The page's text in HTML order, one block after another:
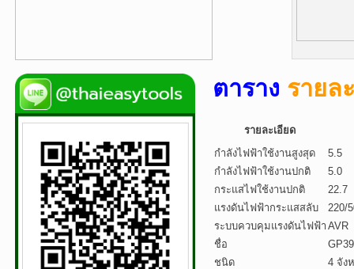
ตาราง รายล
รายละเอียด
กำลังไฟฟ้าใช้งานสูงสุด
5.5
กำลังไฟฟ้าใช้งานปกติ
5.0
กระแสไฟใช้งานปกติ
22.7
แรงดันไฟฟ้ากระแสสลับ
220/
ระบบควบคุมแรงดันไฟฟ้า AVR
ชื่อ
ชนิด
4 จัง